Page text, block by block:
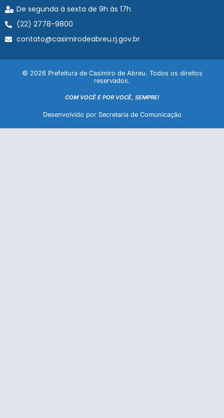
De segunda à sexta de 9h às 17h
(22) 2778-9800
contato@casimirodeabreu.rj.gov.br
© 2026 Prefeitura de Casimiro de Abreu. Todos os direitos
reservados.
COM VOCÊ E POR VOCÊ, SEMPRE!
Desenvolvido por Secretaria de Comunicação